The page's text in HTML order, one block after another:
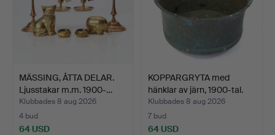
MÄSSING, ÅTTA DELAR.
Ljusstakar m.m. 1900-…
Klubbades 8 aug 2026
4 bud
64 USD
KOPPARGRYTA med
hänklar av järn, 1900-tal.
Klubbades 8 aug 2026
7 bud
64 USD